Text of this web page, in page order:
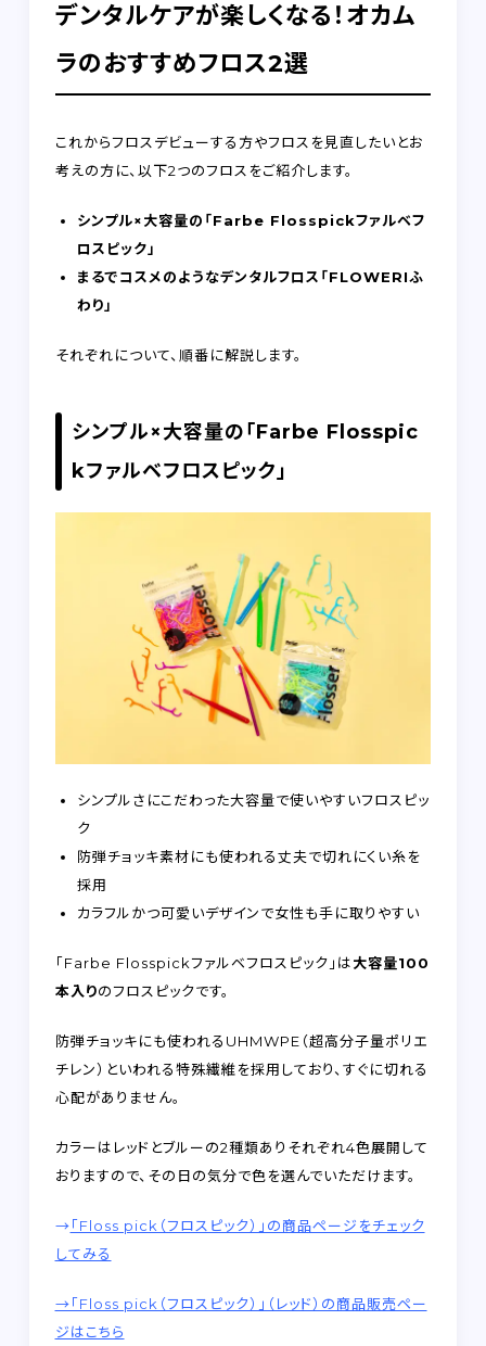
デンタルケアが楽しくなる！オカム
ラのおすすめフロス2選
これからフロスデビューする方やフロスを見直したいとお
考えの方に、以下2つのフロスをご紹介します。
シンプル×大容量の「Farbe Flosspickファルベフ
ロスピック」
まるでコスメのようなデンタルフロス「FLOWERIふ
わり」
それぞれについて、順番に解説します。
シンプル×大容量の「Farbe Flosspic
kファルベフロスピック」
シンプルさにこだわった大容量で使いやすいフロスピッ
ク
防弾チョッキ素材にも使われる丈夫で切れにくい糸を
採用
カラフルかつ可愛いデザインで女性も手に取りやすい
「Farbe Flosspickファルベフロスピック」は大容量100
本入りのフロスピックです。
防弾チョッキにも使われるUHMWPE（超高分子量ポリエ
チレン）といわれる特殊繊維を採用しており、すぐに切れる
心配がありません。
カラーはレッドとブルーの2種類ありそれぞれ4色展開して
おりますので、その日の気分で色を選んでいただけます。
→「Floss pick（フロスピック）」の商品ページをチェック
してみる
→「Floss pick（フロスピック）」（レッド）の商品販売ペー
ジはこちら